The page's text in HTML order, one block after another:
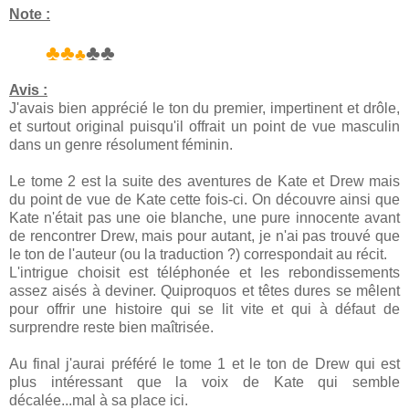
Note :
♣♣♣♣♣
Avis :
J'avais bien apprécié le ton du premier, impertinent et drôle,
et surtout original puisqu'il offrait un point de vue masculin
dans un genre résolument féminin.
Le tome 2 est la suite des aventures de Kate et Drew mais
du point de vue de Kate cette fois-ci. On découvre ainsi que
Kate n'était pas une oie blanche, une pure innocente avant
de rencontrer Drew, mais pour autant, je n'ai pas trouvé que
le ton de l'auteur (ou la traduction ?) correspondait au récit.
L'intrigue choisit est téléphonée et les rebondissements
assez aisés à deviner. Quiproquos et têtes dures se mêlent
pour offrir une histoire qui se lit vite et qui à défaut de
surprendre reste bien maîtrisée.
Au final j'aurai préféré le tome 1 et le ton de Drew qui est
plus intéressant que la voix de Kate qui semble
décalée...mal à sa place ici.